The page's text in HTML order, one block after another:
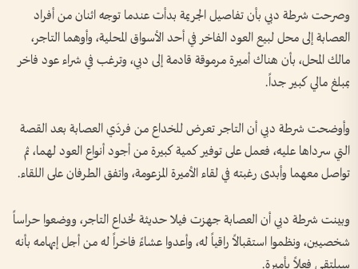
وصرحت شرطة دبي بأن تفاصيل الجريمة بدأت عندما توجه اثنان من أفراد
العصابة إلى محل لبيع العود الفاخر في أحد الأسواق المحلية، وأوهما التاجر،
مالك المحل، بأن هناك أميرة مرموقة قادمة إلى دبي، وترغب في شراء عود فاخر
بمبلغ مالي كبير جداً.
وأوضحت شرطة دبي أن التاجر تعرض للخداع من فردَي العصابة بعد القصة
التي سرداها عليه، فعمل على توفير كمية كبيرة من أجود أنواع العود لهما، ثم
تواصل معهما وأبدى رغبته في لقاء الأميرة المزعومة، واتفق الطرفان على اللقاء.
وبينت شرطة دبي أن العصابة جهزت فيلا حديثة لخداع التاجر، ووضعوا حراساً
شخصيين، ونظموا استقبالاً راقياً له، وأعدوا عشاءً فاخراً له من أجل إيهامه بأنه
سيلتقي فعلاً بأميرة.